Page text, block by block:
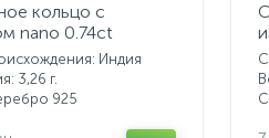
кольцо с
nano 0.74ct
Индия
3,26 г.
925